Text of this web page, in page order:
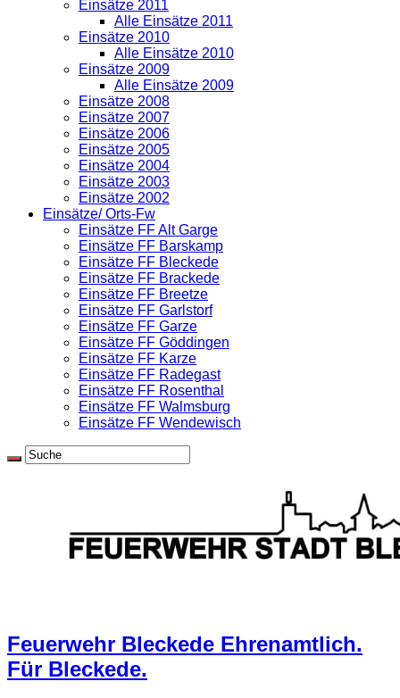
Einsätze 2011
Alle Einsätze 2011
Einsätze 2010
Alle Einsätze 2010
Einsätze 2009
Alle Einsätze 2009
Einsätze 2008
Einsätze 2007
Einsätze 2006
Einsätze 2005
Einsätze 2004
Einsätze 2003
Einsätze 2002
Einsätze/ Orts-Fw
Einsätze FF Alt Garge
Einsätze FF Barskamp
Einsätze FF Bleckede
Einsätze FF Brackede
Einsätze FF Breetze
Einsätze FF Garlstorf
Einsätze FF Garze
Einsätze FF Göddingen
Einsätze FF Karze
Einsätze FF Radegast
Einsätze FF Rosenthal
Einsätze FF Walmsburg
Einsätze FF Wendewisch
Feuerwehr Bleckede Ehrenamtlich.
Für Bleckede.